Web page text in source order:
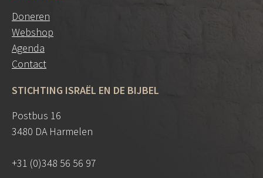
Doneren
Webshop
Agenda
Contact
STICHTING ISRAËL EN DE BIJBEL
Postbus 16
3480 DA Harmelen
+31 (0)348 56 56 97